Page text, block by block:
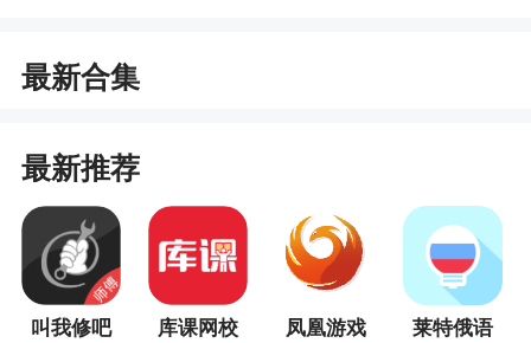
更新日志
最新合集
最新推荐
叫我修吧
库课网校
凤凰游戏
莱特俄语